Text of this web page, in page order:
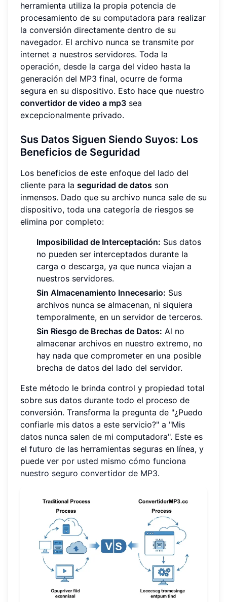
herramienta utiliza la propia potencia de
procesamiento de su computadora para realizar
la conversión directamente dentro de su
navegador. El archivo nunca se transmite por
internet a nuestros servidores. Toda la
operación, desde la carga del video hasta la
generación del MP3 final, ocurre de forma
segura en su dispositivo. Esto hace que nuestro
convertidor de video a mp3 sea
excepcionalmente privado.
Sus Datos Siguen Siendo Suyos: Los
Beneficios de Seguridad
Los beneficios de este enfoque del lado del
cliente para la seguridad de datos son
inmensos. Dado que su archivo nunca sale de su
dispositivo, toda una categoría de riesgos se
elimina por completo:
Imposibilidad de Interceptación: Sus datos
no pueden ser interceptados durante la
carga o descarga, ya que nunca viajan a
nuestros servidores.
Sin Almacenamiento Innecesario: Sus
archivos nunca se almacenan, ni siquiera
temporalmente, en un servidor de terceros.
Sin Riesgo de Brechas de Datos: Al no
almacenar archivos en nuestro extremo, no
hay nada que comprometer en una posible
brecha de datos del lado del servidor.
Este método le brinda control y propiedad total
sobre sus datos durante todo el proceso de
conversión. Transforma la pregunta de "¿Puedo
confiarle mis datos a este servicio?" a "Mis
datos nunca salen de mi computadora". Este es
el futuro de las herramientas seguras en línea, y
puede ver por usted mismo cómo funciona
nuestro seguro convertidor de MP3.